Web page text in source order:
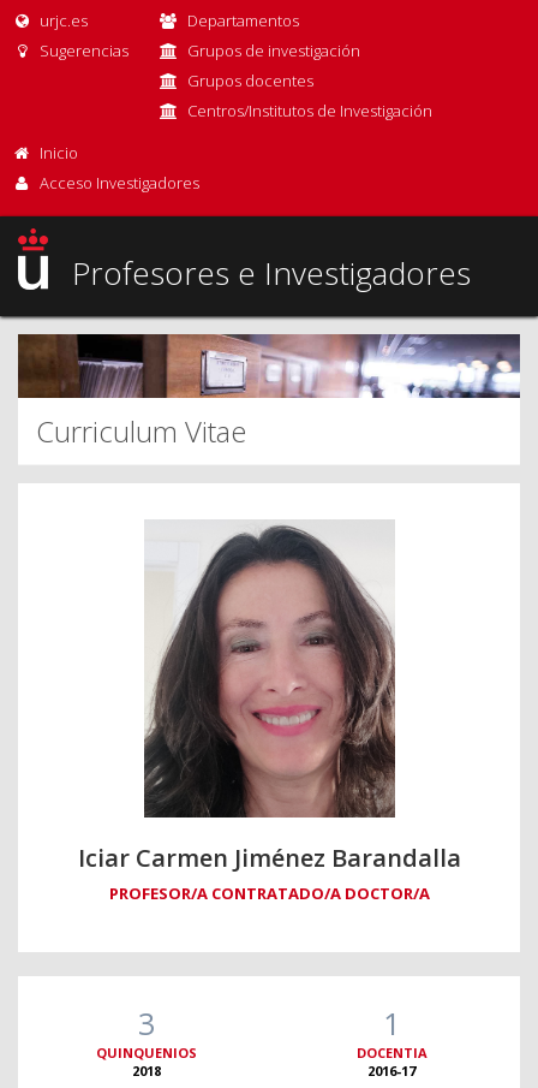
urjc.es
Sugerencias
Departamentos
Grupos de investigación
Grupos docentes
Centros/Institutos de Investigación
Inicio
Acceso Investigadores
Profesores e Investigadores
Curriculum Vitae
Iciar Carmen Jiménez Barandalla
PROFESOR/A CONTRATADO/A DOCTOR/A
3
QUINQUENIOS
2018
1
DOCENTIA
2016-17